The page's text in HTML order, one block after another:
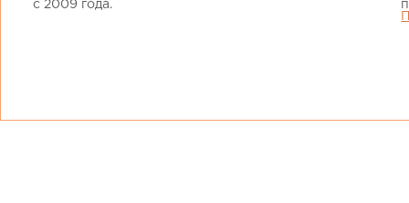
с 2009 года.